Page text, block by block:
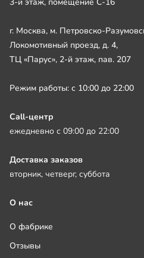
г. Москва, м. Петровско-
Локомотивный проезд, д. 4,
ТЦ «Парус», 2-й этаж, пав. 207
Режим работы: с 10:00 до 22:00
Call-центр
ежедневно с 09:00 до 22:00
Доставка заказов
вторник, четверг, суббота
О нас
О фабрике
Отзывы